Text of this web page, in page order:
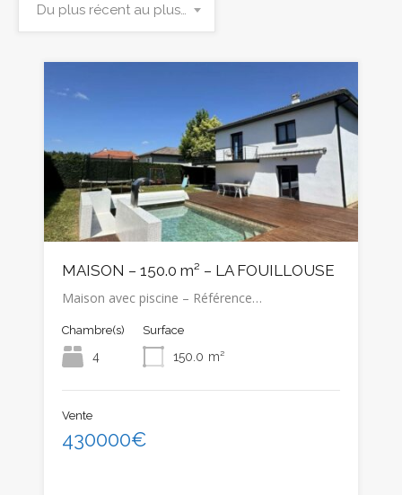
Du plus récent au plus ancien
MAISON – 150.0 m² – LA FOUILLOUSE
Maison avec piscine – Référence…
Chambre(s)
4
Surface
150.0 m²
Vente
430000€